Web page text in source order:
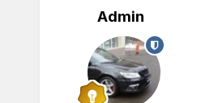
Admin